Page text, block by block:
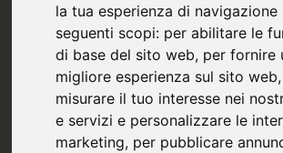
la tua esperienza di navigazione
seguenti scopi: per abilitare le
di base del sito web, per fornire
migliore esperienza sul sito web,
misurare il tuo interesse nei
e servizi e personalizzare le
marketing, per pubblicare
4